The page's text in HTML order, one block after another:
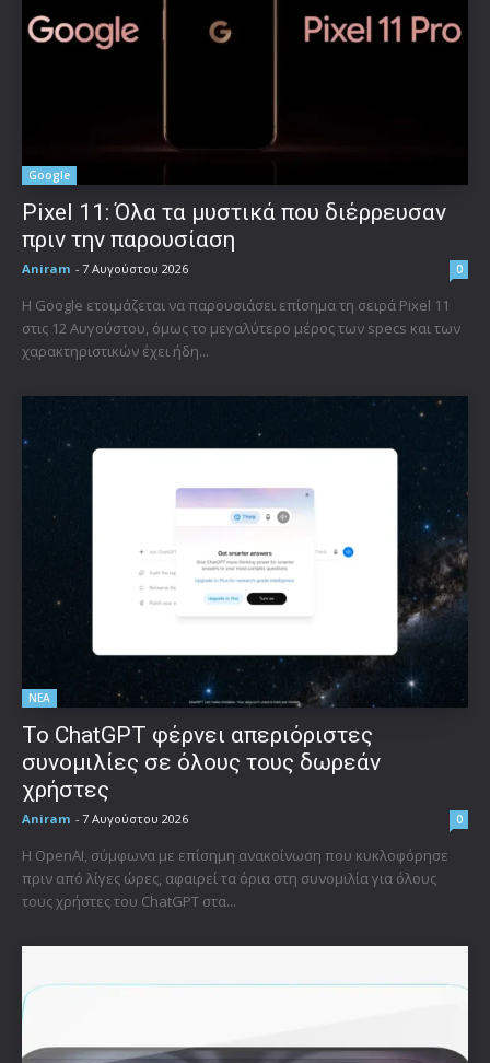
Google
Pixel 11: Όλα τα μυστικά που διέρρευσαν
πριν την παρουσίαση
Aniram - 7 Αυγούστου 2026 0
Η Google ετοιμάζεται να παρουσιάσει επίσημα τη σειρά Pixel 11
στις 12 Αυγούστου, όμως το μεγαλύτερο μέρος των specs και των
χαρακτηριστικών έχει ήδη...
ΝΕΑ
Το ChatGPT φέρνει απεριόριστες
συνομιλίες σε όλους τους δωρεάν
χρήστες
Aniram - 7 Αυγούστου 2026 0
Η OpenAI, σύμφωνα με επίσημη ανακοίνωση που κυκλοφόρησε
πριν από λίγες ώρες, αφαιρεί τα όρια στη συνομιλία για όλους
τους χρήστες του ChatGPT στα...